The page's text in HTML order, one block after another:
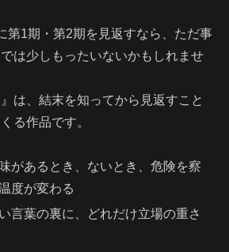
第1期・第2期を見返すなら、ただ事
は少しもったいないかもしれませ
は、結末を知ってから見返すこと
る作品です。
があるとき、ないとき、危険を察
度が変わる
言葉の裏に、どれだけ立場の重さ